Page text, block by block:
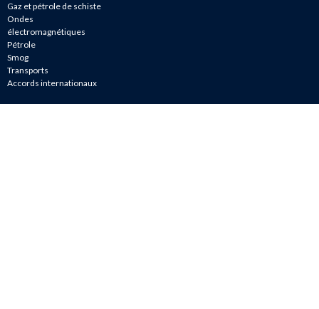
Gaz et pétrole de schiste
Ondes
électromagnétiques
Pétrole
Smog
Transports
Accords internationaux